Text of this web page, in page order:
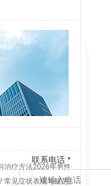
疗方法2026年男性健康科普指南
见症状表现与规范治疗方法科普
联系电话 *